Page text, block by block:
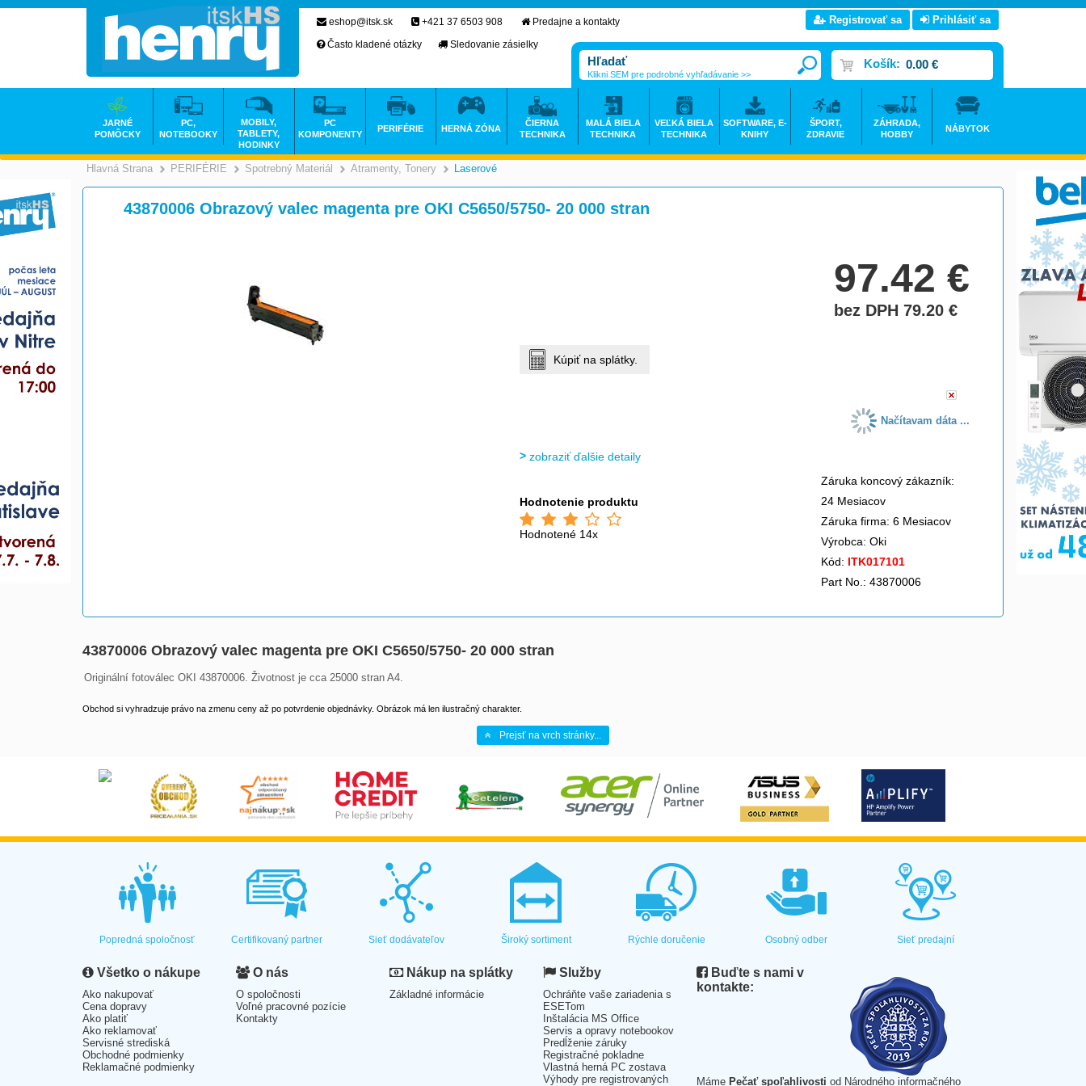
Hlavná Strana >
PERIFÉRIE >
Spotrebný Materiál >
Atramenty, Tonery >
Laserové
43870006 Obrazový valec magenta pre OKI C5650/5750- 20 000 stran
97.42€
bez DPH 79.20€
Kúpiť na splátky.
Načítavam dáta ...
zobraziť ďalšie detaily
Hodnotenie produktu
Hodnotené 14x
Záruka koncový zákazník:
24 Mesiacov
Záruka firma: 6 Mesiacov
Výrobca: Oki
Kód: ITK017101
Part No.: 43870006
43870006 Obrazový valec magenta pre OKI C5650/5750- 20 000 stran
Originální fotoválec OKI 43870006. Životnost je cca 25000 stran A4.
Obchod si vyhradzuje právo na zmenu ceny až po potvrdenie objednávky. Obrázok má len ilustračný charakter.
Prejsť na vrch stránky...
eshop@itsk.sk +421 37 6503 908
Predajne a kontakty
Často kladené otázky
Sledovanie zásielky
Registrovať sa Prihlásiť sa
Košík: 0.00 €
Klikni SEM pre podrobné vyhľadávanie >>
JARNÉ
POMÔCKY
PC,
NOTEBOOKY
MOBILY,
TABLETY,
HODINKY
PC
KOMPONENTY
PERIFÉRIE HERNÁ ZÓNA
ČIERNA
TECHNIKA
MALÁ BIELA
TECHNIKA
VEĽKÁ BIELA
TECHNIKA
SOFTWARE, E-
KNIHY
ŠPORT,
ZDRAVIE
ZÁHRADA,
HOBBY
NÁBYTOK
Popredná spoločnosť Certifikovaný partner Sieť dodávateľov Široký sortiment Rýchle doručenie Osobný odber Sieť predajní
Všetko o nákupe
Ako nakupovať
Cena dopravy
Ako platiť
Ako reklamovať
Servisné strediská
Obchodné podmienky
Reklamačné podmienky
O nás
O spoločnosti
Voľné pracovné pozície
Kontakty
Nákup na splátky
Základné informácie
Služby
Ochráňte vaše zariadenia s
ESETom
Inštalácia MS Office
Servis a opravy notebookov
Predĺženie záruky
Registračné pokladne
Vlastná herná PC zostava
Výhody pre registrovaných
Buďte s nami v
kontakte:
Máme Pečať spoľahlivosti od Národného informačného